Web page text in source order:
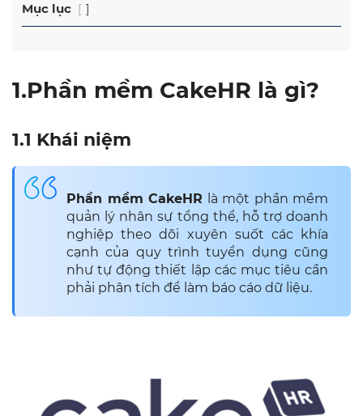
Mục lục
1.Phần mềm CakeHR là gì?
1.1 Khái niệm
Phần mềm CakeHR là một phần mềm
quản lý nhân sự tổng thể, hỗ trợ doanh
nghiệp theo dõi xuyên suốt các khía
cạnh của quy trình tuyển dụng cũng
như tự động thiết lập các mục tiêu cần
phải phân tích để làm báo cáo dữ liệu.